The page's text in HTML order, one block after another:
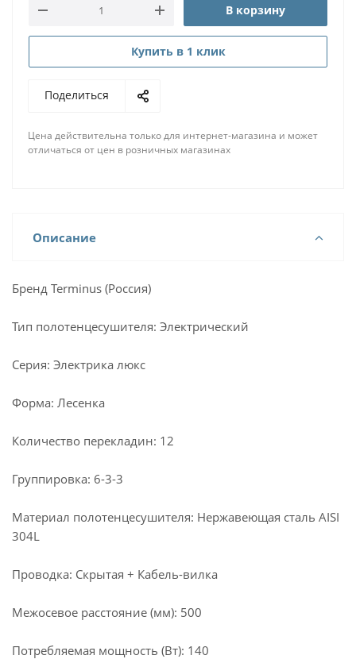
В корзину
Купить в 1 клик
Поделиться
Цена действительна только для интернет-магазина и может
отличаться от цен в розничных магазинах
Описание
Бренд Terminus (Россия)
Тип полотенцесушителя: Электрический
Серия: Электрика люкс
Форма: Лесенка
Количество перекладин: 12
Группировка: 6-3-3
Материал полотенцесушителя: Нержавеющая сталь AISI
304L
Проводка: Скрытая + Кабель-вилка
Межосевое расстояние (мм): 500
Потребляемая мощность (Вт): 140